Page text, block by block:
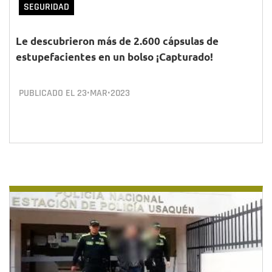
SEGURIDAD
Le descubrieron más de 2.600 cápsulas de
estupefacientes en un bolso ¡Capturado!
PUBLICADO EL 23•MAR•2023